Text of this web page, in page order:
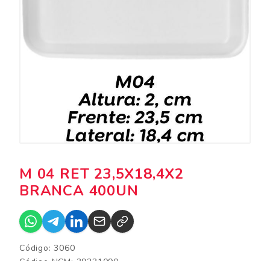
M 04 RET 23,5X18,4X2
BRANCA 400UN
Código: 3060